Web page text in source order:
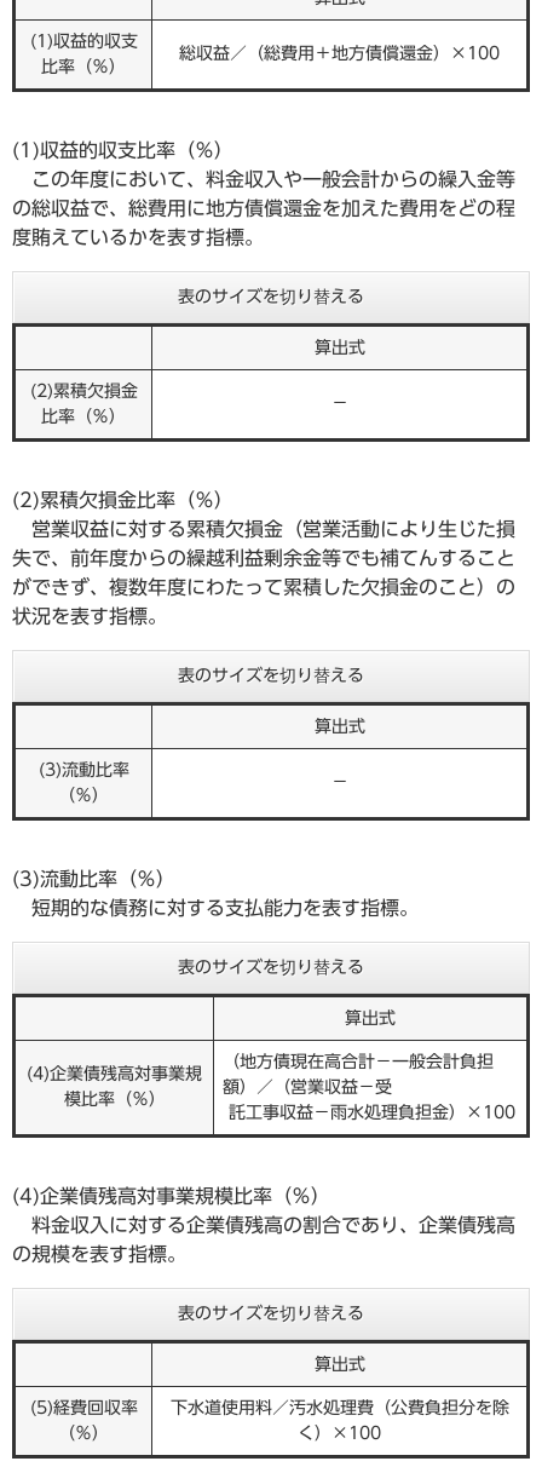
(1)収益的収支
比率（％）
総収益／（総費用＋地方債償還金）×100
(1)収益的収支比率（％）
この年度において、料金収入や一般会計からの繰入金等
の総収益で、総費用に地方債償還金を加えた費用をどの程
度賄えているかを表す指標。
表のサイズを切り替える
算出式
(2)累積欠損金
比率（％）
－
(2)累積欠損金比率（％）
営業収益に対する累積欠損金（営業活動により生じた損
失で、前年度からの繰越利益剰余金等でも補てんすること
ができず、複数年度にわたって累積した欠損金のこと）の
状況を表す指標。
表のサイズを切り替える
算出式
(3)流動比率
（％）
－
(3)流動比率（％）
短期的な債務に対する支払能力を表す指標。
表のサイズを切り替える
算出式
(4)企業債残高対事業規
模比率（％）
（地方債現在高合計－一般会計負担
額）／（営業収益－受
託工事収益－雨水処理負担金）×100
(4)企業債残高対事業規模比率（％）
料金収入に対する企業債残高の割合であり、企業債残高
の規模を表す指標。
表のサイズを切り替える
算出式
(5)経費回収率
（％）
下水道使用料／汚水処理費（公費負担分を除
く）×100